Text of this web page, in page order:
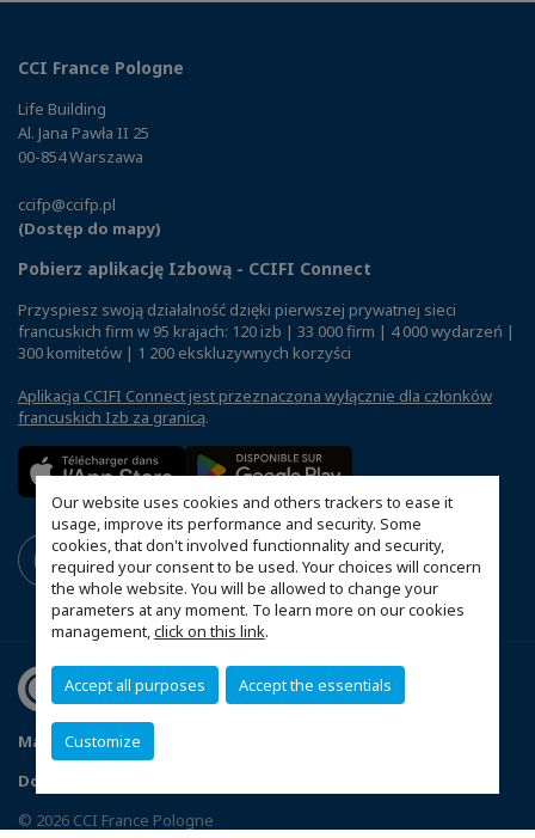
Our website uses cookies and others trackers to ease it
usage, improve its performance and security. Some
cookies, that don't involved functionnality and security,
required your consent to be used. Your choices will concern
the whole website. You will be allowed to change your
parameters at any moment. To learn more on our cookies
management,click on this link.
Accept all purposes Accept the essentials
Customize
CCI France Pologne
Life Building
Al. Jana Pawła II 25
00-854 Warszawa
ccifp@ccifp.pl
(Dostęp do mapy)
Pobierz aplikację Izbową - CCIFI Connect
Przyspiesz swoją działalność dzięki pierwszej prywatnej sieci
francuskich firm w 95 krajach: 120 izb | 33 000 firm | 4 000 wydarzeń |
300 komitetów | 1 200 ekskluzywnych korzyści
Aplikacja CCIFI Connect jest przeznaczona wyłącznie dla członków
francuskich Izb za granicą.
Mapa witryny
Dopasuj swoje ustawienia cookies
© 2026 CCI France Pologne